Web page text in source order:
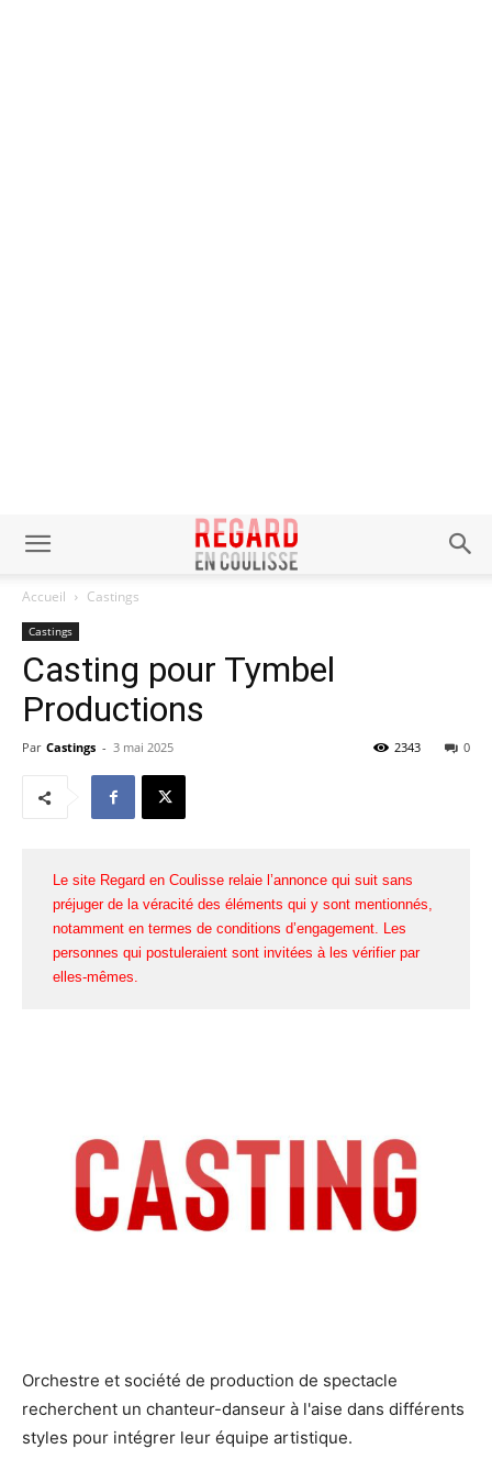
Accueil Castings
Castings
Casting pour Tymbel
Productions
Par Castings - 3 mai 2025 0
2343
Le site Regard en Coulisse relaie l’annonce qui suit sans
préjuger de la véracité des éléments qui y sont mentionnés,
notamment en termes de conditions d’engagement. Les
personnes qui postuleraient sont invitées à les vérifier par
elles-mêmes.
Orchestre et société de production de spectacle
recherchent un chanteur-danseur à l'aise dans différents
styles pour intégrer leur équipe artistique.